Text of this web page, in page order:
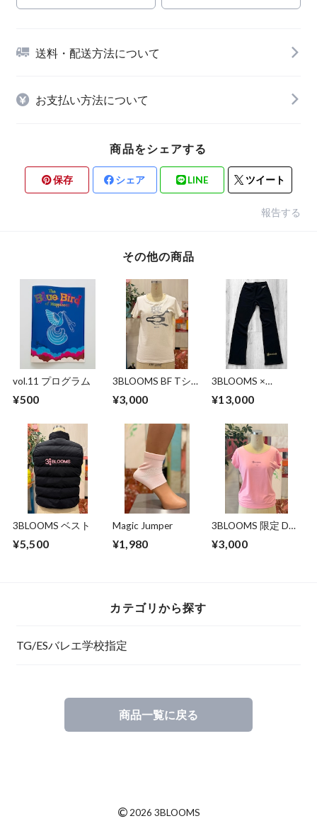
送料・配送方法について
お支払い方法について
商品をシェアする
保存 シェア LINE ツイート
報告する
その他の商品
vol.11 プログラム
¥500
3BLOOMS BF Tシャ
¥3,000
3BLOOMS ×
ップパンツ
¥13,000
3BLOOMS ベスト
¥5,500
Magic Jumper
¥1,980
3BLOOMS 限定 Don
¥3,000
カテゴリから探す
TG/ESバレエ学校指定
商品一覧に戻る
©2026 3BLOOMS